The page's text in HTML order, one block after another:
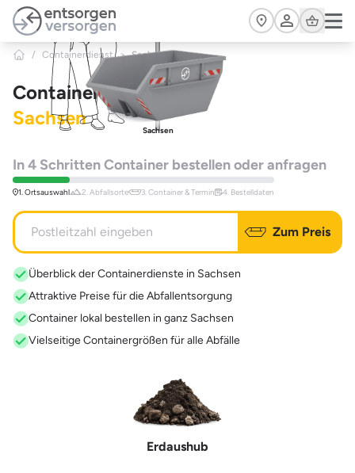
Zum Hauptinhalt springen
Cart
/ Containerdienst > Sachsen
Containerdienst
Sachsen
Sachsen
In 4 Schritten Container bestellen oder anfragen
1. Ortsauswahl 2. Abfallsorte 3. Container & Termin 4. Bestelldaten
Zum Preis
Überblick der Containerdienste in Sachsen
Attraktive Preise für die Abfallentsorgung
Container lokal bestellen in ganz Sachsen
Vielseitige Containergrößen für alle Abfälle
Erdaushub